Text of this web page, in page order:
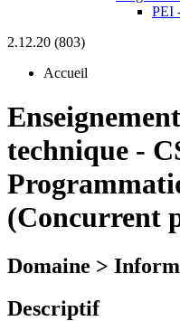
PEI
2.12.20 (803)
Accueil
technique -
(Concurrent
Domaine >
Descriptif